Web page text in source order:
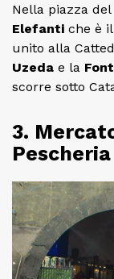
Nella piazza
Elefanti che è il
unito alla
Uzeda e la
scorre sotto
3.
Pescheria